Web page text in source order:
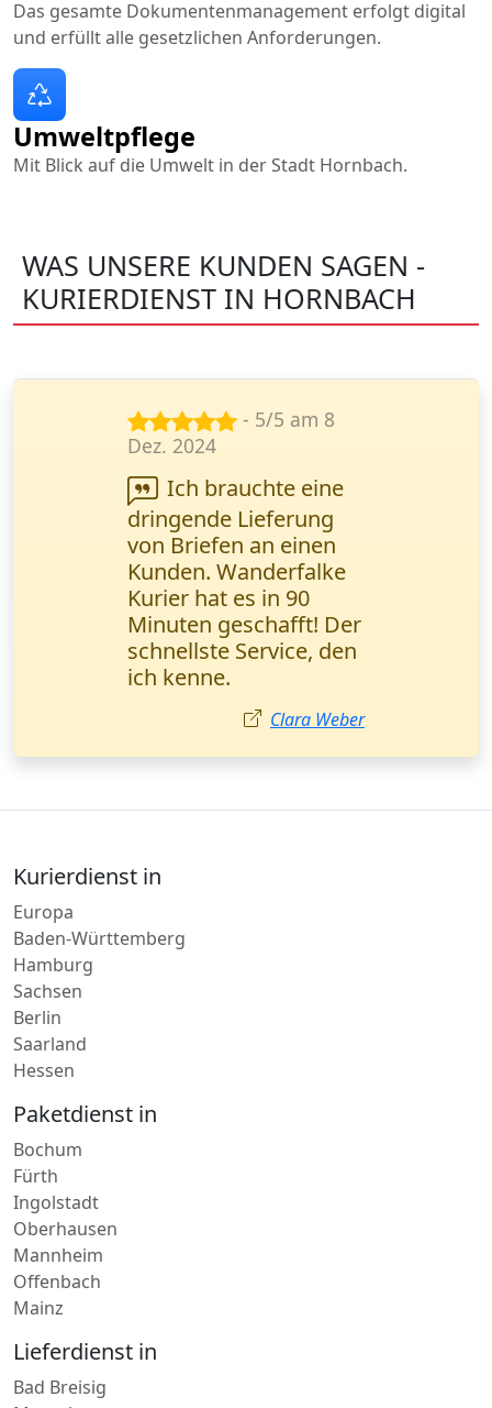
Das gesamte Dokumentenmanagement erfolgt digital
und erfüllt alle gesetzlichen Anforderungen.
Umweltpflege
Mit Blick auf die Umwelt in der Stadt Hornbach.
WAS UNSERE KUNDEN SAGEN -
KURIERDIENST IN HORNBACH
- 5/5 am 7
März 2025
Dokumentenlieferung
bestellt. Alles kam
pünktlich an, aber die
Kommunikation mit
der Zentrale war etwas
langsam. Insgesamt
bin ich zufrieden.
Sophie Klein
Kurierdienst in
Europa
Baden-Württemberg
Hamburg
Sachsen
Berlin
Saarland
Hessen
Paketdienst in
Bochum
Fürth
Ingolstadt
Oberhausen
Mannheim
Offenbach
Mainz
Lieferdienst in
Bad Breisig